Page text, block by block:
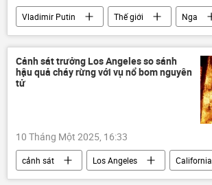
Vladimir Putin Thế giới
Nga
Hoa Kỳ
Donald Trump
Điện Kremlin
Dmitry Peskov
đàm phán
Cảnh sát trưởng Los Angeles so sánh
hậu quả cháy rừng với vụ nổ bom nguyên
tử
10 Tháng Một 2025, 16:33
cảnh sát Los Angeles
California
Thế giới
bom
bom nguyên tử